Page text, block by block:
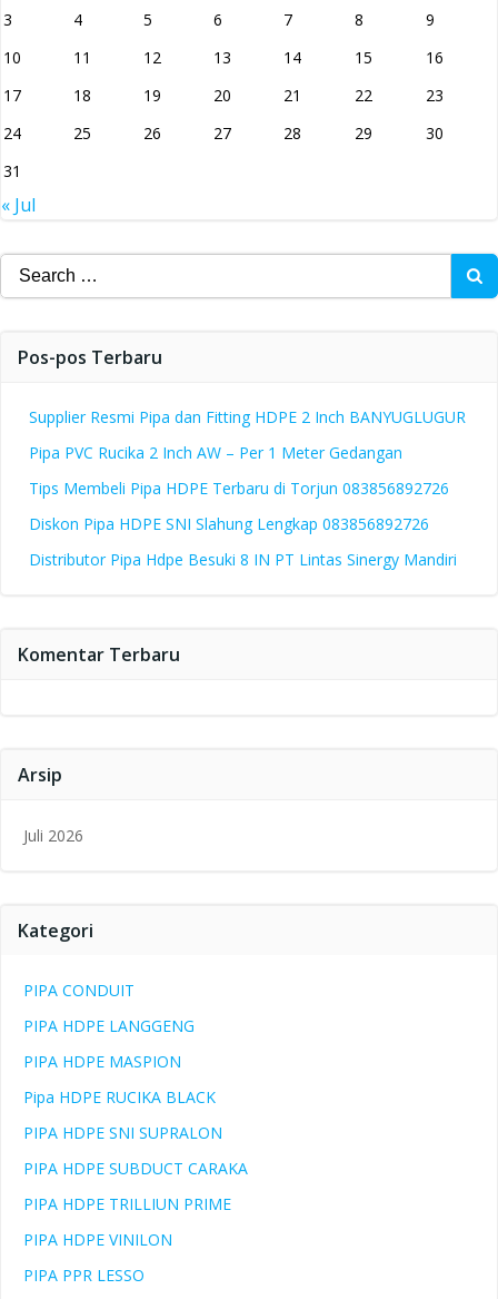
3
4 5 6 7 8
9
10
11 12 13 14 15
16
17
18 19 20 21 22
23
24
25 26 27 28 29
30
31
« Jul
Search
for:
Pos-pos Terbaru
Supplier Resmi Pipa dan Fitting HDPE 2 Inch BANYUGLUGUR
Pipa PVC Rucika 2 Inch AW – Per 1 Meter Gedangan
Tips Membeli Pipa HDPE Terbaru di Torjun 083856892726
Diskon Pipa HDPE SNI Slahung Lengkap 083856892726
Distributor Pipa Hdpe Besuki 8 IN PT Lintas Sinergy Mandiri
Komentar Terbaru
Arsip
Juli 2026
Kategori
PIPA CONDUIT
PIPA HDPE LANGGENG
PIPA HDPE MASPION
Pipa HDPE RUCIKA BLACK
PIPA HDPE SNI SUPRALON
PIPA HDPE SUBDUCT CARAKA
PIPA HDPE TRILLIUN PRIME
PIPA HDPE VINILON
PIPA PPR LESSO